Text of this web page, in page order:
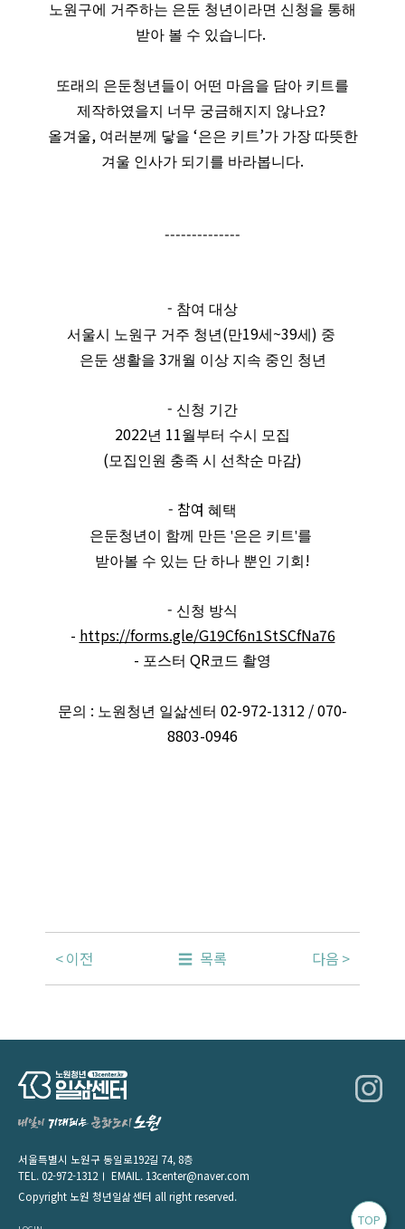
노원구에 거주하는 은둔 청년이라면 신청을 통해
받아 볼 수 있습니다.
또래의 은둔청년들이 어떤 마음을 담아 키트를
제작하였을지 너무 궁금해지지 않나요?
올겨울, 여러분께 닿을 ‘은은 키트’가 가장 따뜻한
겨울 인사가 되기를 바라봅니다.
--------------
- 참여 대상
서울시 노원구 거주 청년 (만19세 ~39세 ) 중
은둔 생활을 3개월 이상 지속 중인 청년
- 신청 기간
2022년 11월부터 수시 모집
( 모집인원 충족 시 선착순 마감)
- 참여 혜택
은둔청년이 함께 만든 '은은 키트'를
받아볼 수 있는 단 하나 뿐인 기회 !
- 신청 방식
- https://forms.gle/G19Cf6n1StSCfNa76
- 포스터 QR코드 촬영
문의 : 노원청년 일삶센터 02-972-1312 / 070-
8803-0946
이전 목록 다음
서울특별시 노원구 동일로192길 74, 8층
TEL.02-972-1312 EMAIL. 13center@naver.com
Copyright 노원 청년일삶센터 all right reserved.
TOP